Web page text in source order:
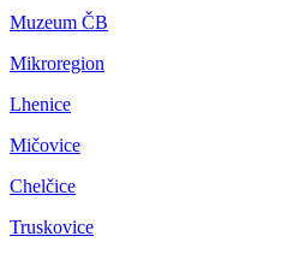
Muzeum ČB
Mikroregion
Lhenice
Mičovice
Chelčice
Truskovice